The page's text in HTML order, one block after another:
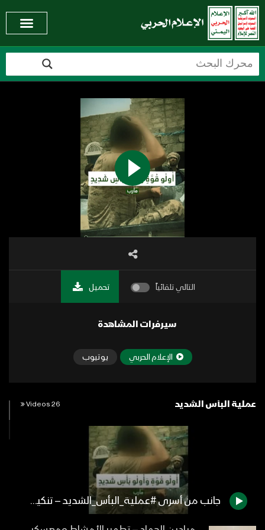
التالي تلقائياً تحميل
سيرفرات المشاهدة
الإعلام الحربي يوتيوب
عملية البأس الشديد 26 Videos
جانب من أسرى #عملية_البأس_الشديد – تنكيل